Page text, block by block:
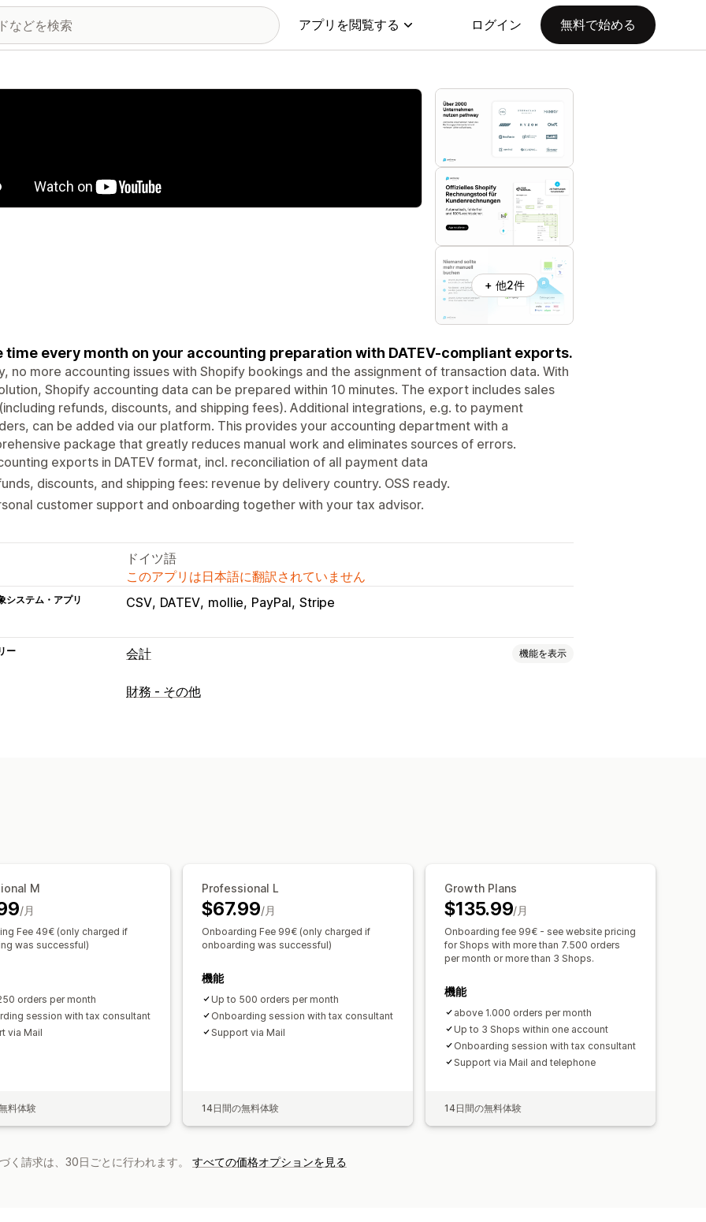
アプリを閲覧する ログイン 無料で始める
画像ギャラリー
+ 他2件
time every month on your accounting preparation with DATEV-compliant exports.
no more accounting issues with Shopify bookings and the assignment of transaction data. With
Shopify accounting data can be prepared within 10 minutes. The export includes sales
refunds, discounts, and shipping fees). Additional integrations, e.g. to payment
can be added via our platform. This provides your accounting department with a
package that greatly reduces manual work and eliminates sources of errors.
exports in DATEV format, incl. reconciliation of all payment data
discounts, and shipping fees: revenue by delivery country. OSS ready.
customer support and onboarding together with your tax advisor.
ドイツ語
このアプリは日本語に翻訳されていません
システム・アプリ CSV DATEV mollie PayPal Stripe
ー 会計 機能を表示
財務レポート
財務 - その他
M
/月
Fee 49€ (only charged if
was successful)
orders per month
session with tax consultant
via Mail
料体験
Professional L
$67.99/月
Onboarding Fee 99€ (only charged if
onboarding was successful)
機能
Up to 500 orders per month
Onboarding session with tax consultant
Support via Mail
14日間の無料体験
Growth Plans
$135.99/月
Onboarding fee 99€ - see website pricing
for Shops with more than 7.500 orders
per month or more than 3 Shops.
機能
above 1.000 orders per month
Up to 3 Shops within one account
Onboarding session with tax consultant
Support via Mail and telephone
14日間の無料体験
く請求は、30日ごとに行われます。 すべての価格オプションを見る